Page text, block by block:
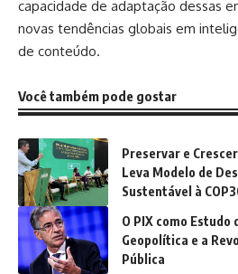
capacidade de adaptação dessas
novas tendências globais em
de conteúdo.
Você também pode gostar
Preservar e
Leva Modelo de
Sustentável à
O PIX como Estudo
Geopolítica e a
Pública